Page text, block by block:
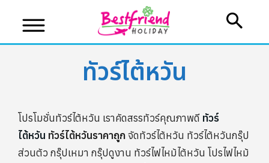
บริษัทเบสเฟรนด์ ฮอลิเดย์
เส้นทางที่ต้องการ
ทัวร์ไต้หวัน
โปรโมชั่นทัวร์ไต้หวัน เราคัดสรรทัวร์คุณภาพดี ทัวร์
ไต้หวัน ทัวร์ไต้หวันราคาถูกจัดทัวร์ไต้หวัน ทัวร์ไต้หวันกรุ๊ป
ส่วนตัว กรุ๊ปเหมา กรุ๊ปดูงาน ทัวร์ไฟไหม้ไต้หวัน โปรไฟไหม้